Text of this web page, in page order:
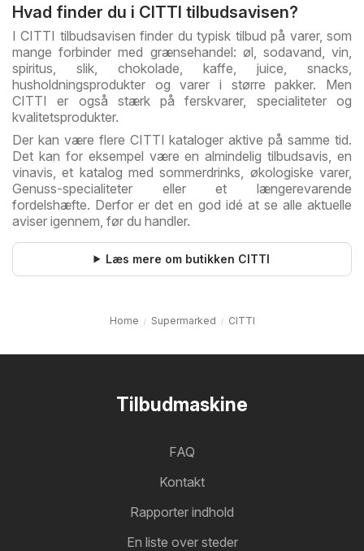
Hvad finder du i CITTI tilbudsavisen?
I CITTI tilbudsavisen finder du typisk tilbud på varer, som
mange forbinder med grænsehandel: øl, sodavand, vin,
spiritus, slik, chokolade, kaffe, juice, snacks,
husholdningsprodukter og varer i større pakker. Men
CITTI er også stærk på ferskvarer, specialiteter og
kvalitetsprodukter.
Der kan være flere CITTI kataloger aktive på samme tid.
Det kan for eksempel være en almindelig tilbudsavis, en
vinavis, et katalog med sommerdrinks, økologiske varer,
Genuss-specialiteter eller et længerevarende
fordelshæfte. Derfor er det en god idé at se alle aktuelle
aviser igennem, før du handler.
Læs mere om butikken CITTI
Home Supermarked CITTI
Tilbudmaskine
FAQ
Kontakt
Rapporter indhold
En liste over steder